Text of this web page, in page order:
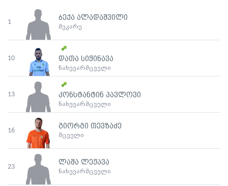
1
ბექა ალადაშვილი
მეკარე
10 დათა სიჭინავა
ნახევარმცველი
13 კონსტანტინ პავლოვი
ნახევარმცველი
16
გიორგი თევზაძე
მცველი
23
ლაშა ლეჟავა
ნახევარმცველი